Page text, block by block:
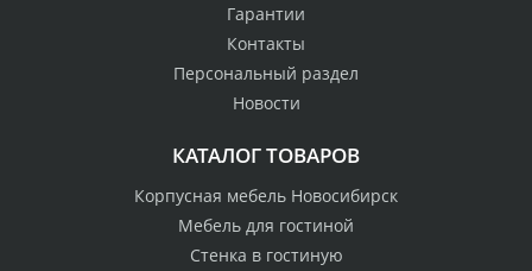
Гарантии
Контакты
Персональный раздел
Новости
КАТАЛОГ ТОВАРОВ
Корпусная мебель Новосибирск
Мебель для гостиной
Стенка в гостиную